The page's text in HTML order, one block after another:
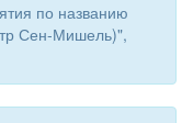
по названию
Сен-Мишель)",